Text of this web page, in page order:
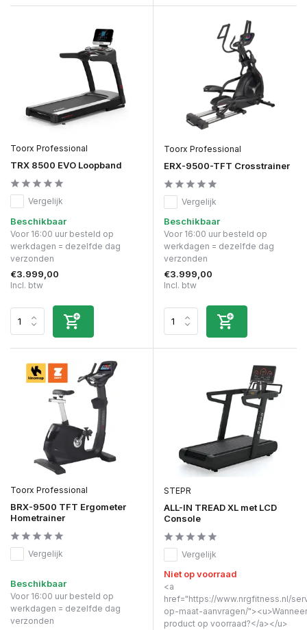
Toorx Professional
TRX 8500 EVO Loopband
Vergelijk
Beschikbaar
Voor 16:00 uur besteld op
werkdagen = dezelfde dag
verzonden
€3.999,00
Incl. btw
Toorx Professional
ERX-9500-TFT Crosstrainer
Vergelijk
Beschikbaar
Voor 16:00 uur besteld op
werkdagen = dezelfde dag
verzonden
€3.999,00
Incl. btw
Toorx Professional
BRX-9500 TFT Ergometer
Hometrainer
Vergelijk
Beschikbaar
Voor 16:00 uur besteld op
werkdagen = dezelfde dag
verzonden
STEPR
ALL-IN TREAD XL met LCD
Console
Vergelijk
Niet op voorraad
<a
href="https://www.nrgfitness.nl/
op-maat-aanvragen/
product op voorraad?</a></u>